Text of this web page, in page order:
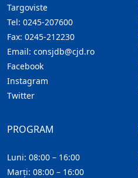
Targoviste
Tel: 0245-207600
Fax: 0245-212230
Email: consjdb@cjd.ro
Facebook
Instagram
Twitter
PROGRAM
Luni: 08:00 – 16:00
Marți: 08:00 – 16:00